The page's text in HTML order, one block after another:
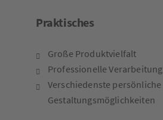
Praktisches
Große Produktvielfalt
Professionelle Verarbeitung
Verschiedenste persönliche
Gestaltungsmöglichkeiten